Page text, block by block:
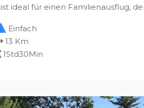
ist ideal für einen Familienausflug,
Einfach
13 Km
1Std30Min